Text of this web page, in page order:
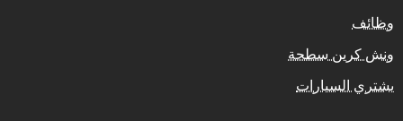
وظائف
ونش كرين سطحة
يشتري السيارات